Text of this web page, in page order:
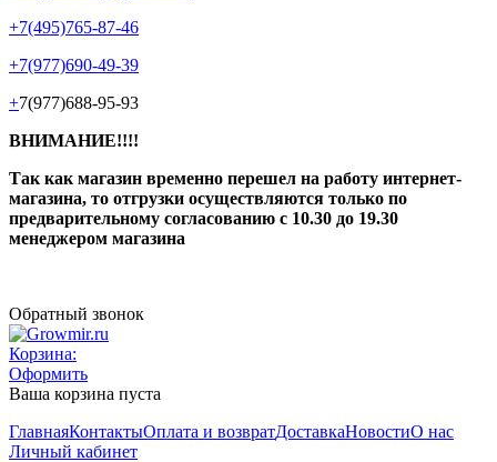
+7(495)765-87-46
+7(977)690-49-39
+7(977)688-95-93
ВНИМАНИЕ!!!!
Так как магазин временно перешел на работу интернет-
магазина, то отгрузки осуществляются только по
предварительному согласованию с 10.30 до 19.30
менеджером магазина
Обратный звонок
Корзина:
Оформить
Ваша корзина пуста
ГлавнаяКонтактыОплата и возвратДоставкаНовостиО нас
Личный кабинет